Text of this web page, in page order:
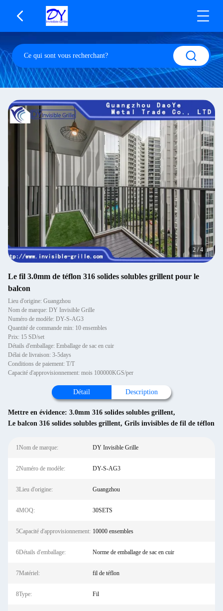
2 /4
Le fil 3.0mm de téflon 316 solides solubles grillent pour le
balcon
Lieu d'origine: Guangzhou
Nom de marque: DY Invisible Grille
Numéro de modèle: DY-S-AG3
Quantité de commande min: 10 ensembles
Prix: 15 SD/set
Détails d'emballage: Emballage de sac en cuir
Délai de livraison: 3-5days
Conditions de paiement: T/T
Capacité d'approvisionnement: mois 100000KGS/per
Détail Description
Mettre en évidence: 3.0mm 316 solides solubles grillent,
Le balcon 316 solides solubles grillent, Grils invisibles de fil de téflon
1Nom de marque: DY Invisible Grille
2Numéro de modèle: DY-S-AG3
3Lieu d'origine: Guangzhou
4MOQ: 30SETS
5Capacité d'approvisionnement: 10000 ensembles
6Détails d'emballage: Norme de emballage de sac en cuir
7Matériel: fil de téflon
8Type: Fil